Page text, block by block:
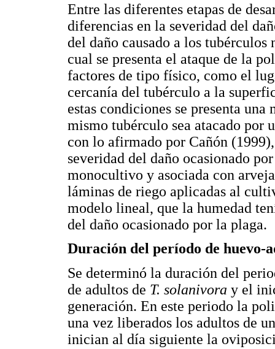
Entre las diferentes etapas de
diferencias en la severidad del
del daño causado a los
cual se presenta el ataque de la
factores de tipo físico, como el
cercanía del tubérculo a la
estas condiciones se presenta
mismo tubérculo sea atacado por
con lo afirmado por Cañón
severidad del daño ocasionado
monocultivo y asociada con
láminas de riego aplicadas al
modelo lineal, que la humedad
del daño ocasionado por la plaga.
Duración del período de huevo-
Se determinó la duración del
de adultos de T. solanivora y el
generación. En este periodo la
una vez liberados los adultos de
inician al día siguiente la